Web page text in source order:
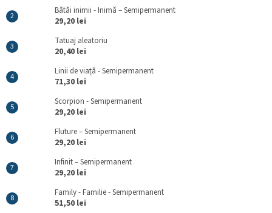
Bătăi inimii - Inimă – Semipermanent
29,20 lei
Tatuaj aleatoriu
20,40 lei
Linii de viață - Semipermanent
71,30 lei
Scorpion - Semipermanent
29,20 lei
Fluture – Semipermanent
29,20 lei
Infinit – Semipermanent
29,20 lei
Family - Familie - Semipermanent
51,50 lei